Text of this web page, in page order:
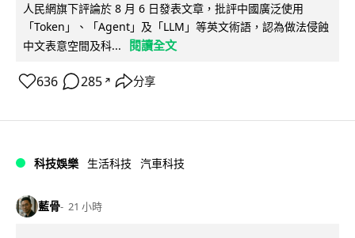
人民網旗下評論於 8 月 6 日發表文章，批評中國廣泛使用
「Token」、「Agent」及「LLM」等英文術語，認為做法侵蝕
中文表意空間及科...
閱讀全文
636 285 ↗ 分享
科技娛樂 生活科技 汽車科技
藍骨 21 小時